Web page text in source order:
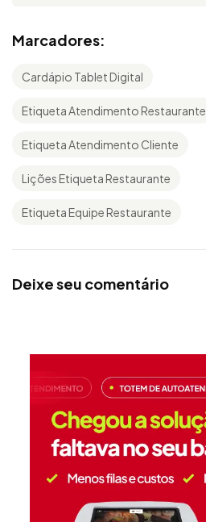
Marcadores:
Cardápio Tablet Digital
Etiqueta Atendimento Restaurante
Etiqueta Atendimento Cliente
Lições Etiqueta Restaurante
Etiqueta Equipe Restaurante
Deixe seu comentário